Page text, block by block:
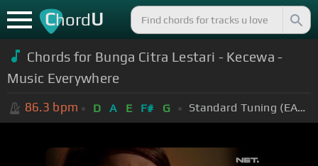
ChordU
Chords for Bunga Citra Lestari - Kecewa -
Music Everywhere
86.3 bpm D A E F# G Standard Tuning (EADGBE)